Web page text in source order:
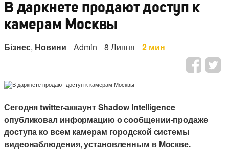
В даркнете продают доступ к
камерам Москвы
Бізнес, Новини Admin 8 Липня 2 мин
Сегодня twitter-аккаунт Shadow Intelligence
опубликовал информацию о сообщении-продаже
доступа ко всем камерам городской системы
видеонаблюдения, установленным в Москве.